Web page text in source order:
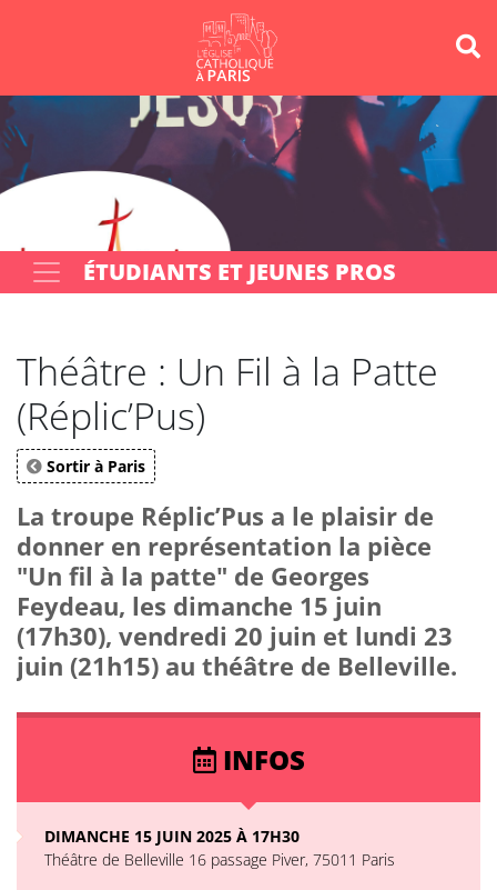
Votre recherche OK
ÉTUDIANTS ET JEUNES PROS
Théâtre : Un Fil à la Patte
(Réplic’Pus)
Sortir à Paris
La troupe Réplic’Pus a le plaisir de
donner en représentation la pièce
"Un fil à la patte" de Georges
Feydeau, les dimanche 15 juin
(17h30), vendredi 20 juin et lundi 23
juin (21h15) au théâtre de Belleville.
INFOS
DIMANCHE 15 JUIN 2025 À 17H30
Théâtre de Belleville 16 passage Piver, 75011 Paris
Panneau de gestion des cookies